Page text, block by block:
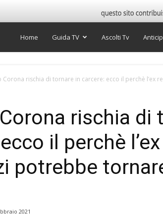
Super
Home Guida TV Ascolti Tv
Corona rischia di tornare in carcere: ecco il perchè l’ex
rischia di
il perchè
potrebbe
2021